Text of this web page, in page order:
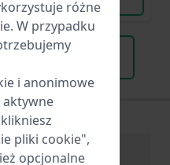
do zegarków
Funkcje
różne
. W przypadku
i anonimowe
aktywne
pliki cookie",
opcjonalne